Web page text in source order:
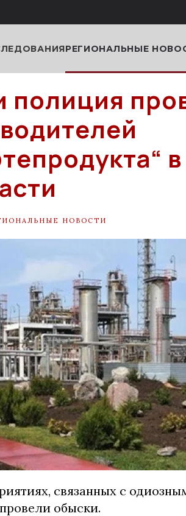
РЕГИОНАЛЬНЫЕ
полиция
в
НОВОСТИ
связанных с
обыски.